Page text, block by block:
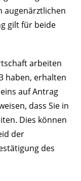
augenärztlichen
gilt für beide
arbeiten
haben, erhalten
auf Antrag
dass Sie in
Dies können
der
des